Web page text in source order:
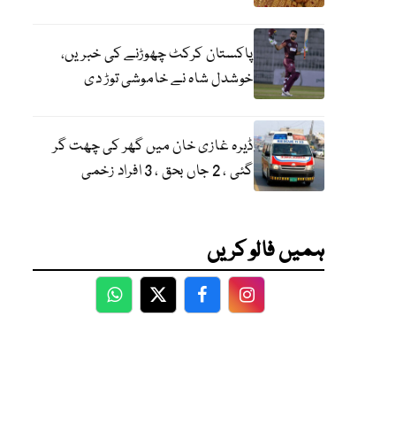
پاکستان کرکٹ چھوڑنے کی خبریں،
خوشدل شاہ نے خاموشی توڑ دی
ڈیرہ غازی خان میں گھر کی چھت گر
گئی ، 2 جاں بحق ، 3 افراد زخمی
ہمیں فالو کریں
WhatsApp
TwitterFacebookFacebook